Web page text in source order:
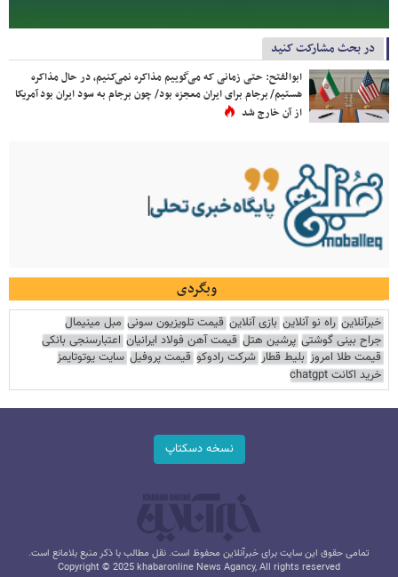
در بحث مشارکت کنید
ابوالفتح: حتی زمانی که می‌گوییم مذاکره نمی‌کنیم، در حال مذاکره
هستیم/ برجام برای ایران معجزه بود/ چون برجام به سود ایران بود آمریکا
از آن خارج شد
وبگردی
خبرآنلاین راه نو آنلاین بازی آنلاین قیمت تلویزیون سونی مبل مینیمال
جراح بینی گوشتی پرشین هتل قیمت آهن فولاد ایرانیان اعتبارسنجی بانکی
قیمت طلا امروز بلیط قطار شرکت رادوکو قیمت پروفیل سایت یوتوتایمز
خرید اکانت chatgpt
نسخه دسکتاپ
تمامی حقوق این سایت برای خبرآنلاین محفوظ است. نقل مطالب با ذکر منبع بلامانع است.
Copyright © 2025 khabaronline News Agancy, All rights reserved